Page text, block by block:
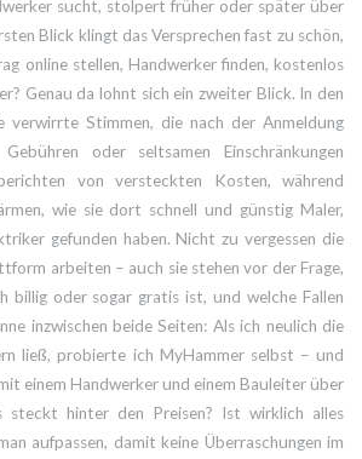
sucht, stolpert früher oder später über
Blick klingt das Versprechen fast zu schön,
online stellen, Handwerker finden, kostenlos
Genau da lohnt sich ein zweiter Blick. In den
verwirrte Stimmen, die nach der Anmeldung
oder seltsamen Einschränkungen
von versteckten Kosten, während
wie sie dort schnell und günstig Maler,
gefunden haben. Nicht zu vergessen die
arbeiten – auch sie stehen vor der Frage,
billig oder sogar gratis ist, und welche Fallen
inzwischen beide Seiten: Als ich neulich die
ließ, probierte ich MyHammer selbst – und
einem Handwerker und einem Bauleiter über
steckt hinter den Preisen? Ist wirklich alles
aufpassen, damit keine Überraschungen im